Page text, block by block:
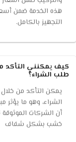
هذه الخدمة ضمن
التجهيز بالكامل.
كيف يمكنني التأكد
طلب الشراء؟
يمكن التأكد من
الشراء، وهو ما
أن الشركات
خشب بشكل شفاف